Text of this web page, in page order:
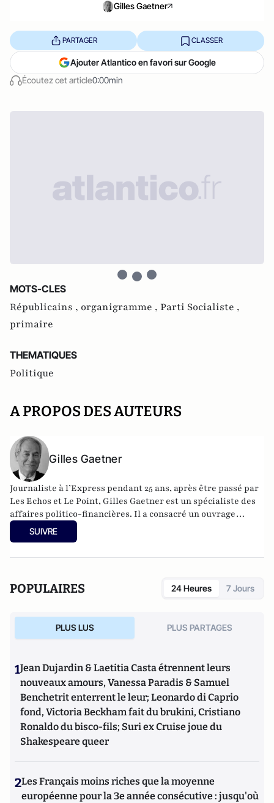
Gilles Gaetner
Écoutez cet article0:00min
PARTAGER CLASSER
Ajouter Atlantico en favori sur Google
MOTS-CLES
Républicains , organigramme , Parti Socialiste ,
primaire
THEMATIQUES
Politique
A PROPOS DES AUTEURS
Gilles Gaetner
Journaliste à l’Express pendant 25 ans, après être passé par
Les Echos et Le Point, Gilles Gaetner est un spécialiste des
affaires politico-financières. Il a consacré un ouvrage
remarqué au président de la République, Les 100 jours de
Macron (Fauves –Editions). Il est également l’auteur d’une
Lattès), La République des imposteurs (L’Archipel), Pilleurs
SUIVRE
POPULAIRES 24 Heures 7 Jours
PLUS LUS PLUS PARTAGES
1Jean Dujardin & Laetitia Casta étrennent leurs
nouveaux amours, Vanessa Paradis & Samuel
Benchetrit enterrent le leur; Leonardo di Caprio
fond, Victoria Beckham fait du brukini, Cristiano
Ronaldo du bisco-fils; Suri ex Cruise joue du
Shakespeare queer
2Les Français moins riches que la moyenne
européenne pour la 3e année consécutive : jusqu'où